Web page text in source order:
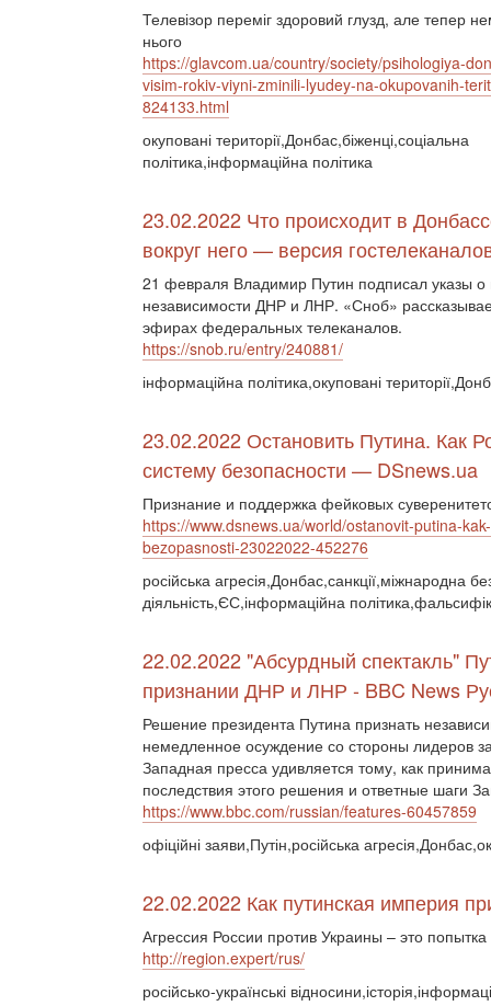
Телевізор переміг здоровий глузд, але тепер
нього
https://glavcom.ua/country/society/psihologiya-
visim-rokiv-viyni-zminili-lyudey-na-okupovanih-
824133.html
окуповані території,Донбас,біженці,соціальна
політика,інформаційна політика
23.02.2022 Что происходит в
вокруг него — версия
21 февраля Владимир Путин подписал указы о
независимости ДНР и ЛНР. «Сноб»
эфирах федеральных телеканалов.
https://snob.ru/entry/240881/
інформаційна політика,окуповані
23.02.2022 Остановить Путина. Как
систему безопасности — DSnews.ua
Признание и поддержка фейковых
https://www.dsnews.ua/world/ostanovit-putina-
bezopasnosti-23022022-452276
російська агресія,Донбас,санкції,міжнародна
діяльність,ЄС,інформаційна
22.02.2022 "Абсурдный спектакль"
признании ДНР и ЛНР - BBC News
Решение президента Путина признать
немедленное осуждение со стороны лидеров
Западная пресса удивляется тому, как
последствия этого решения и ответные шаги
https://www.bbc.com/russian/features-60457859
офіційні заяви,Путін,російська
22.02.2022 Как путинская империя
Агрессия России против Украины – это
http://region.expert/rus/
російсько-українські